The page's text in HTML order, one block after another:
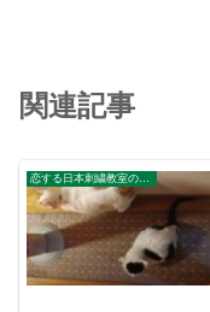
関連記事
恋する日本刺繍教室のブログ